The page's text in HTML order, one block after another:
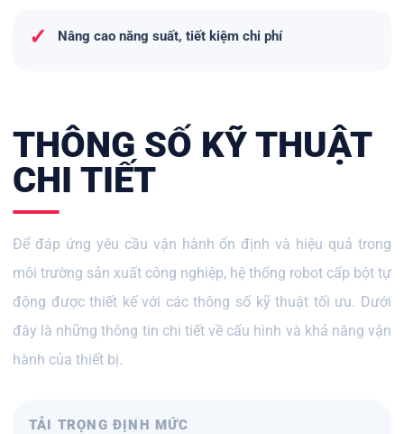
✓ Nâng cao năng suất, tiết kiệm chi phí
THÔNG SỐ KỸ THUẬT
CHI TIẾT
Để đáp ứng yêu cầu vận hành ổn định và hiệu quả trong
môi trường sản xuất công nghiệp, hệ thống robot cấp bột tự
động được thiết kế với các thông số kỹ thuật tối ưu. Dưới
đây là những thông tin chi tiết về cấu hình và khả năng vận
hành của thiết bị.
TẢI TRỌNG ĐỊNH MỨC